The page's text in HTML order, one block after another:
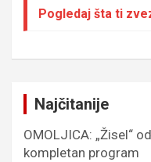
Pogledaj šta ti
Najčitanije
OMOLJICA: „Žisel“
kompletan program